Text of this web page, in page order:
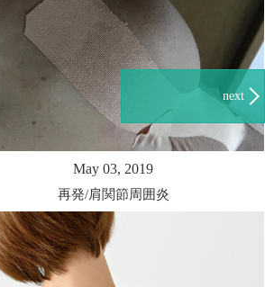
May 03, 2019
再発/肩関節周囲炎
next